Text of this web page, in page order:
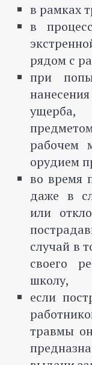
в рамках
в
рядом с
при
ущерба,
рабочем
орудием
во время
даже в
или
случай в
своего
школу,
если
травмы